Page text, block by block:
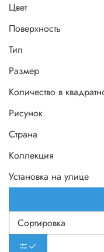
Цвет
Поверхность
Тип
Размер
Количество в
Рисунок
Страна
Коллекция
Установка на улице